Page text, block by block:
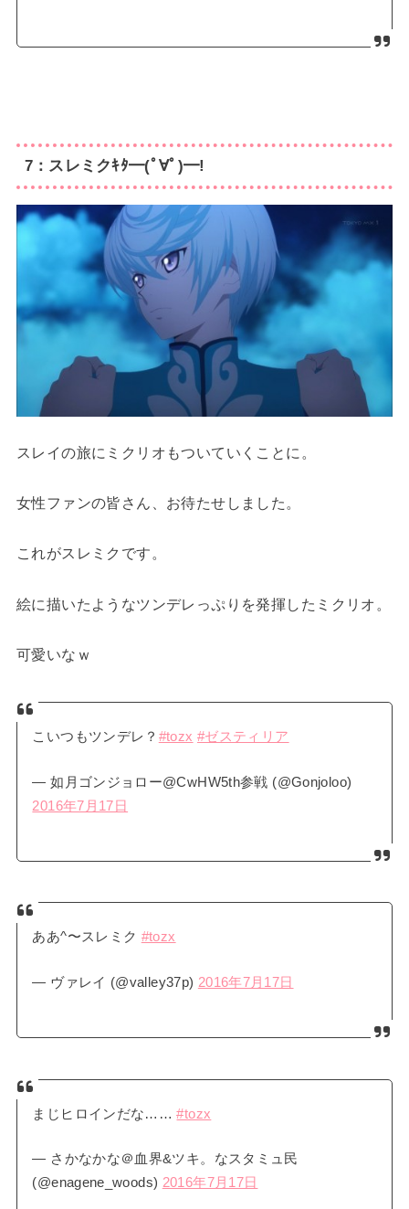
7：スレミクｷﾀ━(ﾟ∀ﾟ)━!
スレイの旅にミクリオもついていくことに。
女性ファンの皆さん、お待たせしました。
これがスレミクです。
絵に描いたようなツンデレっぷりを発揮したミクリオ。
可愛いなｗ
こいつもツンデレ？ #tozx #ゼスティリア
— 如月ゴンジョロー@CwHW5th参戦 (@Gonjoloo)
2016年7月17日
ああ^〜スレミク #tozx
— ヴァレイ (@valley37p) 2016年7月17日
まじヒロインだな……#tozx
— さかなかな＠血界&ツキ。なスタミュ民
(@enagene_woods) 2016年7月17日